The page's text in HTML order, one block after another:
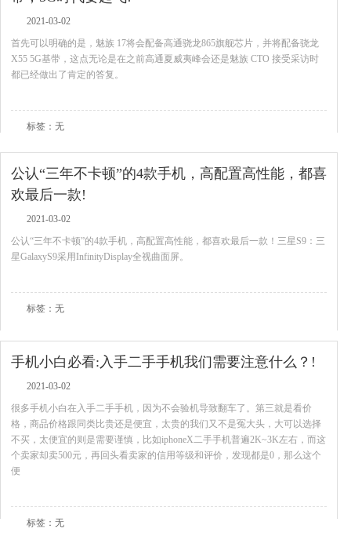
2021-03-02
首先可以明确的是，魅族 17将会配备高通骁龙865旗舰芯片，并将配备骁龙
X55 5G基带，这点无论是在之前高通夏威夷峰会还是魅族 CTO 接受采访时
都已经做出了肯定的答复。
标签：无
公认“三年不卡顿”的4款手机，高配置高性能，都喜
欢最后一款!
2021-03-02
公认“三年不卡顿”的4款手机，高配置高性能，都喜欢最后一款！三星S9：三
星GalaxyS9采用InfinityDisplay全视曲面屏。
标签：无
手机小白必看:入手二手手机我们需要注意什么？!
2021-03-02
很多手机小白在入手二手手机，因为不会验机导致翻车了。第三就是看价
格，商品价格跟同类比贵还是便宜，太贵的我们又不是冤大头，大可以选择
不买，太便宜的则是需要谨慎，比如iphoneX二手手机普遍2K~3K左右，而这
个卖家却卖500元，再回头看卖家的信用等级和评价，发现都是0，那么这个
便
标签：无